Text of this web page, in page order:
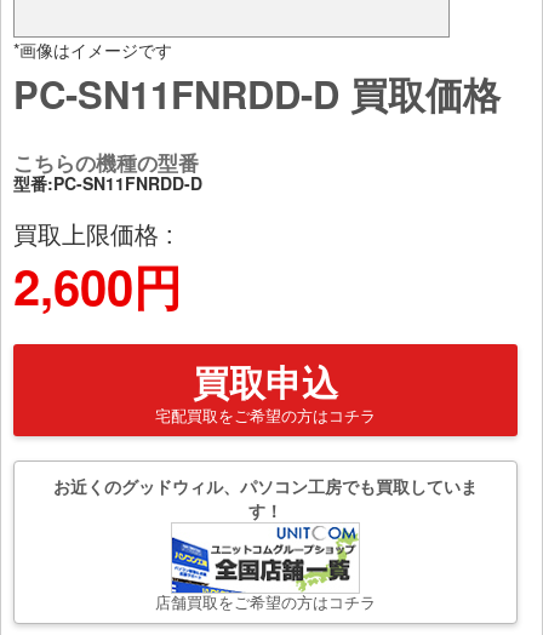
*画像はイメージです
PC-SN11FNRDD-D 買取価格
こちらの機種の型番
型番:PC-SN11FNRDD-D
買取上限価格 :
2,600円
買取申込
宅配買取をご希望の方はコチラ
お近くのグッドウィル、パソコン工房でも買取していま
す！
店舗買取をご希望の方はコチラ